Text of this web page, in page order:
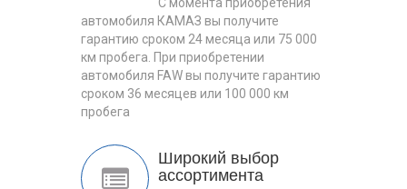
автомобиля КАМАЗ вы получите
гарантию сроком 24 месяца или 75 000
км пробега. При приобретении
автомобиля FAW вы получите гарантию
сроком 36 месяцев или 100 000 км
пробега
Широкий выбор
ассортимента